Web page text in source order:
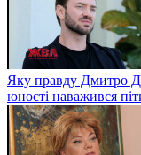
Яку правду Дмитро
юності наважився